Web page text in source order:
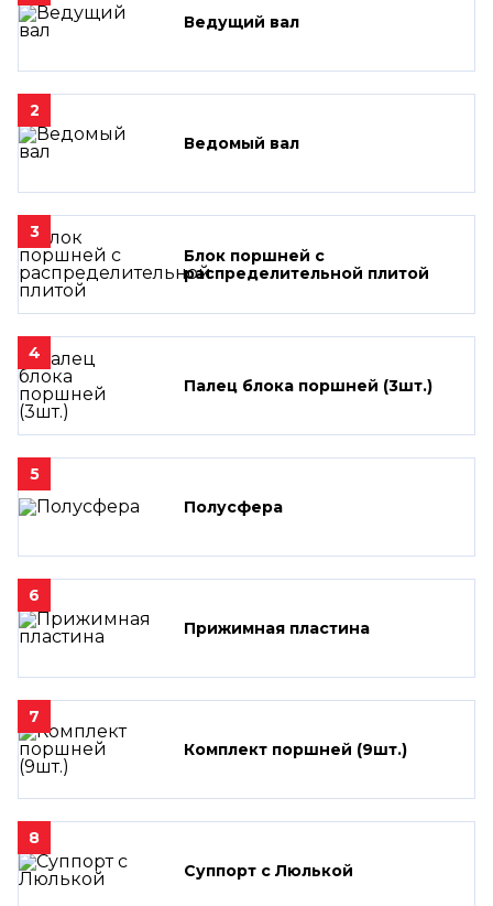
Ведущий вал
2
Ведомый вал
3
Блок поршней c
распределительной плитой
4
Палец блока поршней (3шт.)
5
Полусфера
6
Прижимная пластина
7
Комплект поршней (9шт.)
8
Суппорт с Люлькой